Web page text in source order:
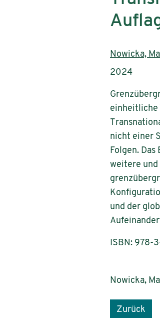
AutorInnen:
Nowicka,
2024
einheitliche
nicht einer
Folgen.
weitere und
und der
ISBN: 978-
Nowicka,
Zurück